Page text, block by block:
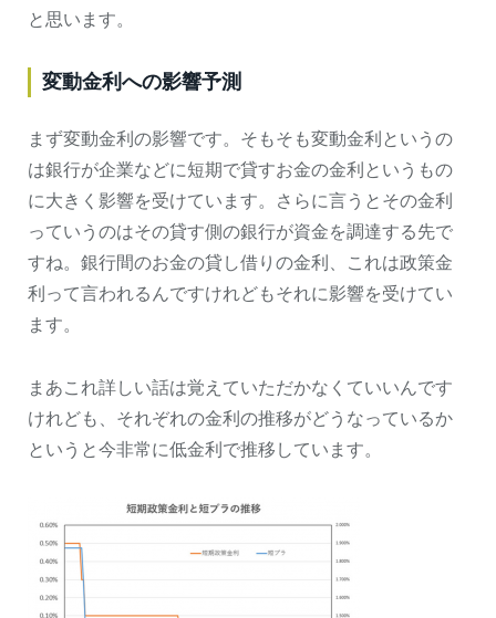
と思います。
変動金利への影響予測
まず変動金利の影響です。そもそも変動金利というの
は銀行が企業などに短期で貸すお金の金利というもの
に大きく影響を受けています。さらに言うとその金利
っていうのはその貸す側の銀行が資金を調達する先で
すね。銀行間のお金の貸し借りの金利、これは政策金
利って言われるんですけれどもそれに影響を受けてい
ます。
まあこれ詳しい話は覚えていただかなくていいんです
けれども、それぞれの金利の推移がどうなっているか
というと今非常に低金利で推移しています。